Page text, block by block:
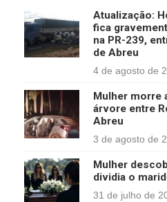
Atualização:
fica
na PR-239,
de Abreu
4 de agosto de
Mulher morre
árvore entre
Abreu
3 de agosto de
Mulher
dividia o
31 de julho de